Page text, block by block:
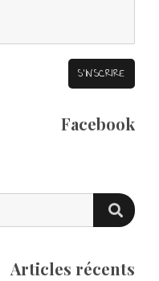
Facebook
Articles récents